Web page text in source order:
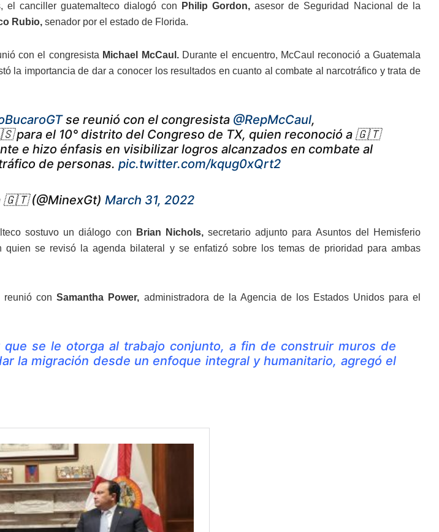
el canciller guatemalteco dialogó con Philip Gordon,asesor de Seguridad Nacional de la
Rubio, senador por el estado de Florida.
con el congresista Michael McCaul. Durante el encuentro, McCaul reconoció a Guatemala
la importancia de dar a conocer los resultados en cuanto al combate al narcotráfico y trata de
se reunió con el congresista @RepMcCaul,
para el 10° distrito del Congreso de TX, quien reconoció a 🇬🇹
e hizo énfasis en visibilizar logros alcanzados en combate al
de personas. pic.twitter.com/kqug0xQrt2
🇬🇹 (@MinexGt) March 31, 2022
sostuvo un diálogo con Brian Nichols,secretario adjunto para Asuntos del Hemisferio
quien se revisó la agenda bilateral y se enfatizó sobre los temas de prioridad para ambas
reunió conSamantha Power, administradora de la Agencia de los Estados Unidos para el
que se le otorga al trabajo conjunto, a fin de construir muros de
la migración desde un enfoque integral y humanitario, agregó el